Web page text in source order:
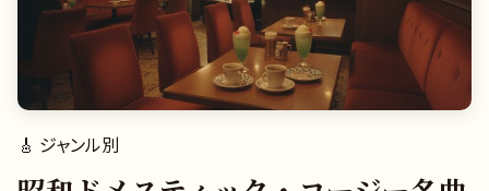
🎸 ジャンル別